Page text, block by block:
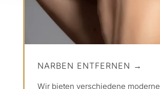
NARBEN ENTFERNEN →
Wir bieten verschiedene moderne